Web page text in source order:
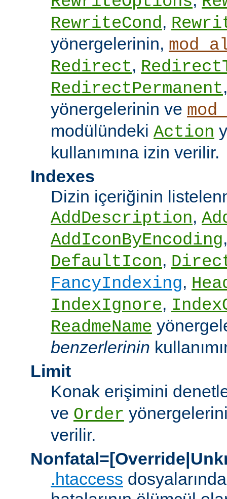
RewriteCond,
yönergelerinin,
Redirect,
RedirectPermanent
yönergelerinin ve
modülündeki Action
kullanımına izin verilir.
Indexes
Dizin içeriğinin
AddDescription,
AddIconByEncoding
DefaultIcon,
FancyIndexing,
IndexIgnore,
ReadmeName
benzerlerinin
Limit
Konak erişimini
ve Order
verilir.
.htaccess